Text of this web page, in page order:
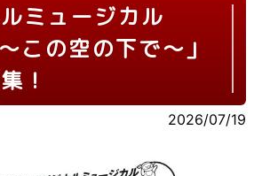
ミュージカル
この空の下で～」
！
2026/07/19